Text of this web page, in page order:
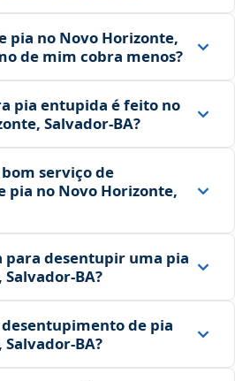
pia no Novo Horizonte,
de mim cobra menos?
pia entupida é feito no
Salvador‑BA?
serviço de
pia no Novo Horizonte,
para desentupir uma pia
de pia